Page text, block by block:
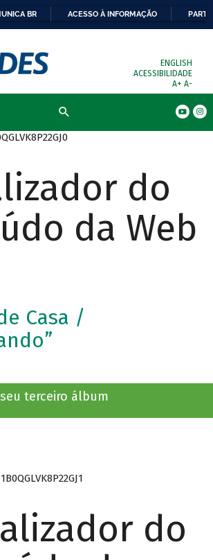
BR ACESSO À INFORMAÇÃO
ENGLISH
ACESSIBILIDADE
A+ A-
do
da Web
Casa /
terceiro álbum
do